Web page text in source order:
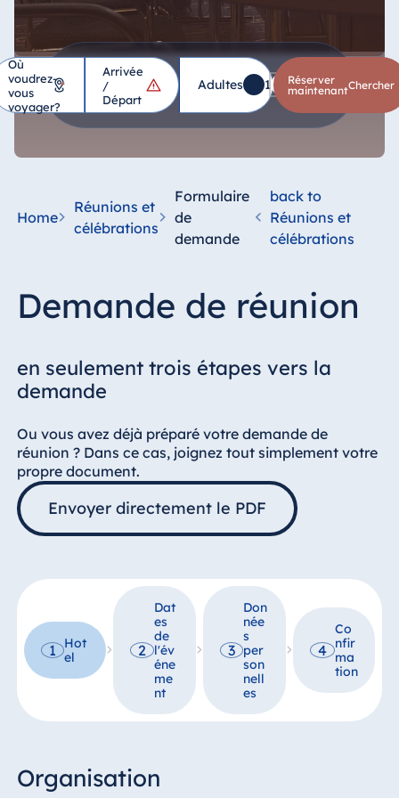
Où
voudrez-
vous
voyager?
*
Hôtel
Hotel Bad
Salzuflen
proArte Hotel
Hotel Bonn
Hotel Bremen
Hotel Dresden
Hotel Düsseldorf
Hotel Frankfurt
Hotel am
Schlossgarten
Airport Hotel
Hotel Ingolstadt
Hotel Bellevue
Kiel
Hotel Köln
Hotel Magdeburg
Arrivée
/
Départ
Adultes 1 Enfants 0
Réserver
maintenant chercher
Home
Réunions et
célébrations
Formulaire
de
demande
back to
Réunions et
célébrations
Demande de réunion
en seulement trois étapes vers la
demande
Ou vous avez déjà préparé votre demande de
réunion ? Dans ce cas, joignez tout simplement votre
propre document.
Envoyer directement le PDF
1
Hot
el
2
Dat
es
de
l'év
éne
me
nt
3
Don
née
s
per
son
nell
es
4
Co
nfir
ma
tion
Organisation